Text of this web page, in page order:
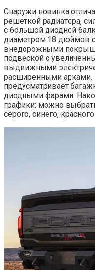
Снаружи новинка
решеткой радиатора,
с большой диодной
диаметром 18 дюймов
внедорожными
подвеской с
выдвижными
расширенными арками.
предусматривает
диодными фарами.
графики: можно
серого, синего,